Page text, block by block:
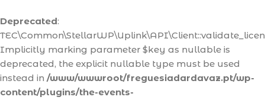
Deprecated:
Implicitly marking parameter $key as nullable is
deprecated, the explicit nullable type must be used
instead in /www/wwwroot/freguesiadardavaz.pt/wp-
content/plugins/the-events-